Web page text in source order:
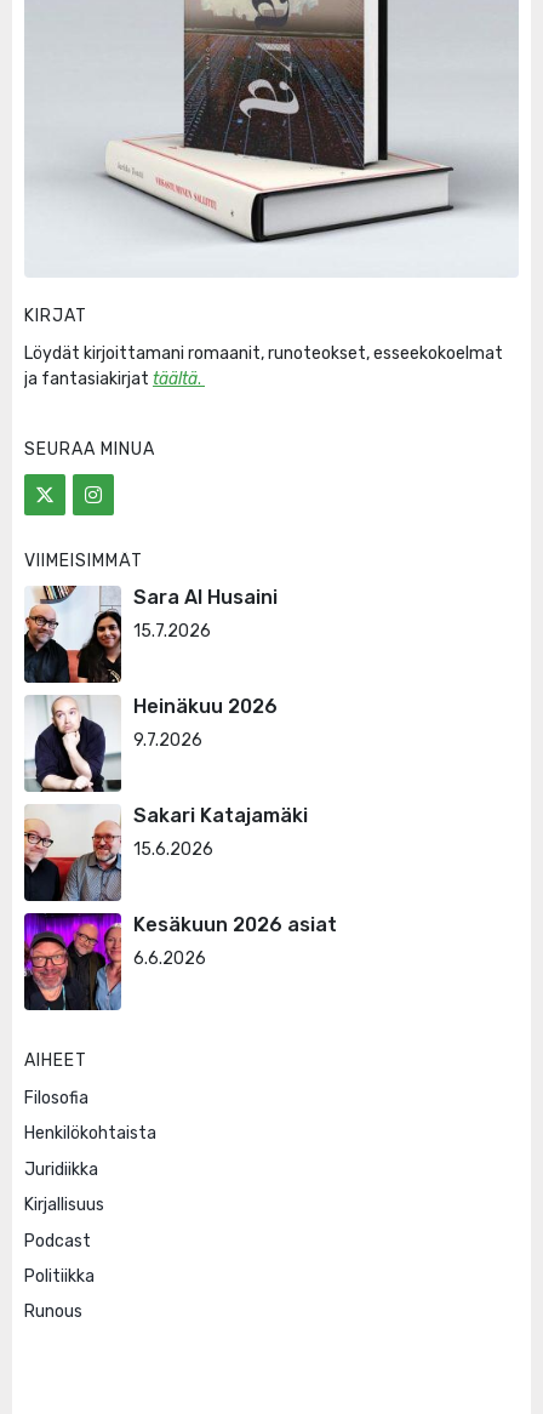
KIRJAT
Löydät kirjoittamani romaanit, runoteokset, esseekokoelmat
ja fantasiakirjat täältä.
SEURAA MINUA
VIIMEISIMMÄT
Sara Al Husaini
15.7.2026
Heinäkuu 2026
9.7.2026
Sakari Katajamäki
15.6.2026
Kesäkuun 2026 asiat
6.6.2026
AIHEET
Filosofia
Henkilökohtaista
Juridiikka
Kirjallisuus
Podcast
Politiikka
Runous